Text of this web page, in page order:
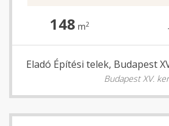
148 m2
Eladó Építési telek, Budapest
Budapest XV. ker